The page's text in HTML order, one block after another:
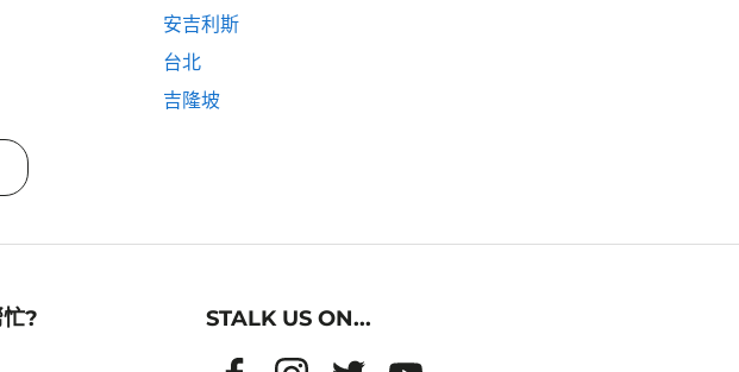
安吉利斯
台北
吉隆坡
? STALK US ON...